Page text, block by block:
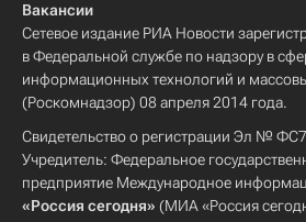
Вакансии
Сетевое издание РИА Новости
в Федеральной службе по надзору в
информационных технологий и
(Роскомнадзор) 08 апреля 2014 года.
Свидетельство о регистрации Эл №
Учредитель: Федеральное
предприятие Международное
«Россия сегодня» (МИА «Россия